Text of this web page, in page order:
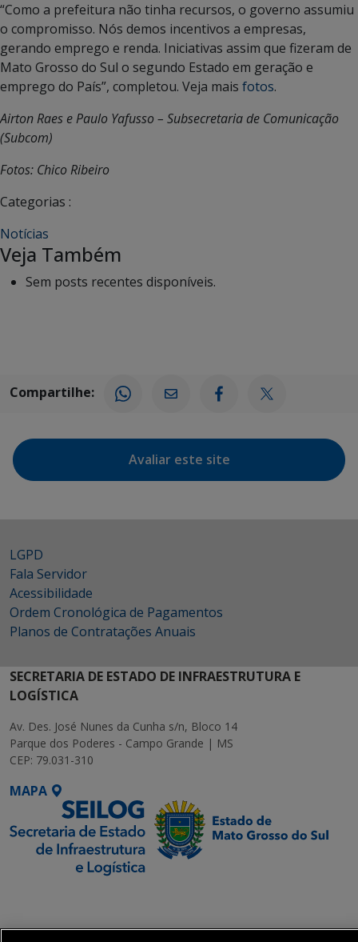
“Como a prefeitura não tinha recursos, o governo assumiu
o compromisso. Nós demos incentivos a empresas,
gerando emprego e renda. Iniciativas assim que fizeram de
Mato Grosso do Sul o segundo Estado em geração e
emprego do País”, completou. Veja mais fotos.
Airton Raes e Paulo Yafusso – Subsecretaria de Comunicação
(Subcom)
Fotos: Chico Ribeiro
Categorias :
Notícias
Veja Também
Sem posts recentes disponíveis.
Compartilhe:
Avaliar este site
LGPD
Fala Servidor
Acessibilidade
Ordem Cronológica de Pagamentos
Planos de Contratações Anuais
SECRETARIA DE ESTADO DE INFRAESTRUTURA E
LOGÍSTICA
Av. Des. José Nunes da Cunha s/n, Bloco 14
Parque dos Poderes - Campo Grande | MS
CEP: 79.031-310
MAPA
Transformação Digital